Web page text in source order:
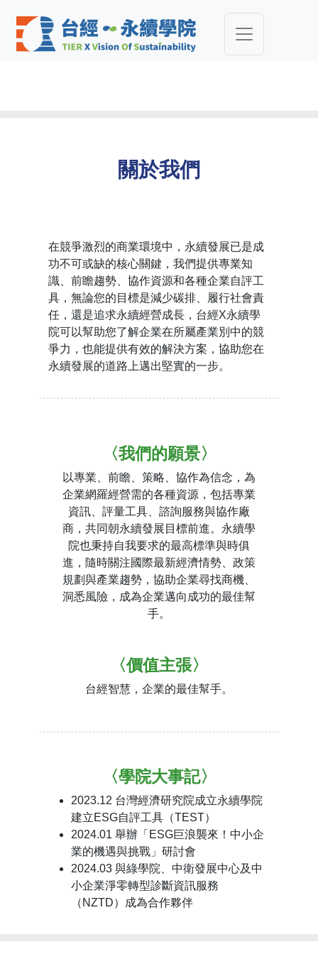
關於我們
在競爭激烈的商業環境中，永續發展已是成
功不可或缺的核心關鍵，我們提供專業知
識、前瞻趨勢、協作資源和各種企業自評工
具，無論您的目標是減少碳排、履行社會責
任，還是追求永續經營成長，台經X永續學
院可以幫助您了解企業在所屬產業別中的競
爭力，也能提供有效的解決方案，協助您在
永續發展的道路上邁出堅實的一步。
〈我們的願景〉
以專業、前瞻、策略、協作為信念，為
企業網羅經營需的各種資源，包括專業
資訊、評量工具、諮詢服務與協作廠
商，共同朝永續發展目標前進。永續學
院也秉持自我要求的最高標準與時俱
進，隨時關注國際最新經濟情勢、政策
規劃與產業趨勢，協助企業尋找商機、
洞悉風險，成為企業邁向成功的最佳幫
手。
〈價值主張〉
台經智慧，企業的最佳幫手。
〈學院大事記〉
2023.12 台灣經濟研究院成立永續學院
建立ESG自評工具（TEST）
2024.01 舉辦「ESG巨浪襲來！中小企
業的機遇與挑戰」研討會
2024.03 與綠學院、中衛發展中心及中
小企業淨零轉型診斷資訊服務
（NZTD）成為合作夥伴